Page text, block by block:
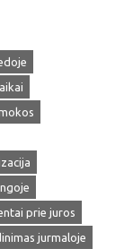
prie juros
jurmaloje